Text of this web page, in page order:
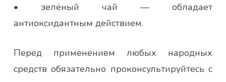
• зелёный чай — обладает
антиоксидантным действием.
Перед применением любых народных
средств обязательно проконсультируйтесь с